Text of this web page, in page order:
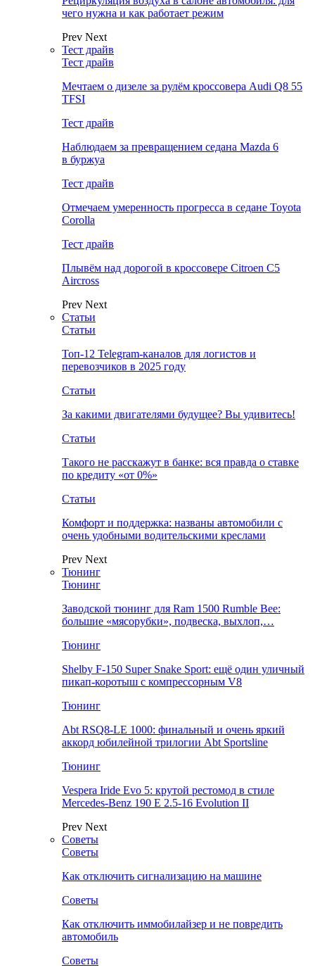
чего нужна и как работает режим
Prev Next
Тест драйв
Тест драйв
Мечтаем о дизеле за рулём кроссовера Audi Q8 55
TFSI
Тест драйв
Наблюдаем за превращением седана Mazda 6
в буржуа
Тест драйв
Отмечаем умеренность прогресса в седане Toyota
Corolla
Тест драйв
Плывём над дорогой в кроссовере Citroen C5
Aircross
Prev Next
Статьи
Статьи
Топ-12 Telegram-каналов для логистов и
перевозчиков в 2025 году
Статьи
За какими двигателями будущее? Вы удивитесь!
Статьи
Такого не расскажут в банке: вся правда о ставке
по кредиту «от 0%»
Статьи
Комфорт и поддержка: названы автомобили с
очень удобными водительскими креслами
Prev Next
Тюнинг
Тюнинг
Заводской тюнинг для Ram 1500 Rumble Bee:
большие «мясорубки», подвеска, выхлоп,…
Тюнинг
Shelby F-150 Super Snake Sport: ещё один уличный
пикап-коротыш с компрессорным V8
Тюнинг
Abt RSQ8-LE 1000: финальный и очень яркий
аккорд юбилейной трилогии Abt Sportsline
Тюнинг
Vespera Iride Evo 5: крутой рестомод в стиле
Mercedes-Benz 190 E 2.5-16 Evolution II
Prev Next
Советы
Советы
Как отключить сигнализацию на машине
Советы
Как отключить иммобилайзер и не повредить
автомобиль
Советы